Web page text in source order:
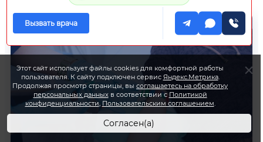
Этот сайт использует файлы cookies для комфортной работы
пользователя. К сайту подключен сервис Яндекс.Метрика.
Продолжая просмотр страницы, высоглашаетесь на обработку
персональных данныхв соответствии с Политикой
конфиденциальности, Пользовательским соглашением.
Согласен(а)
Вызвать врача